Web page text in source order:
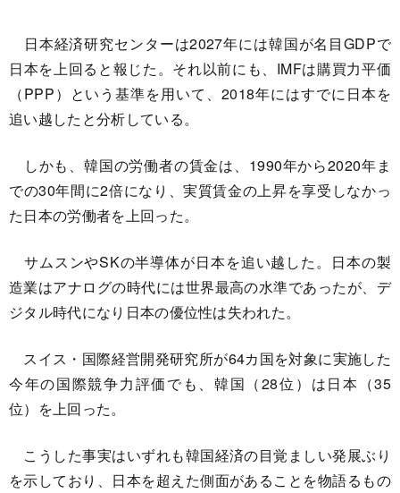
日本経済研究センターは2027年には韓国が名目GDPで
日本を上回ると報じた。それ以前にも、IMFは購買力平価
（PPP）という基準を用いて、2018年にはすでに日本を
追い越したと分析している。
しかも、韓国の労働者の賃金は、1990年から2020年ま
での30年間に2倍になり、実質賃金の上昇を享受しなかっ
た日本の労働者を上回った。
サムスンやSKの半導体が日本を追い越した。日本の製
造業はアナログの時代には世界最高の水準であったが、デ
ジタル時代になり日本の優位性は失われた。
スイス・国際経営開発研究所が64カ国を対象に実施した
今年の国際競争力評価でも、韓国（28位）は日本（35
位）を上回った。
こうした事実はいずれも韓国経済の目覚ましい発展ぶり
を示しており、日本を超えた側面があることを物語るもの